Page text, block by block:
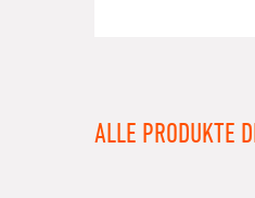
ALLE PRODUKTE